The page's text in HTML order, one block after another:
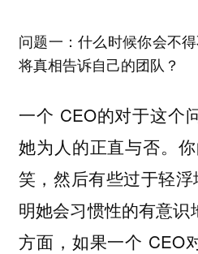
问题一：什么时候你会不
将真相告诉自己的团队？
一个 CEO的对于这个
她为人的正直与否。
笑，然后有些过于轻浮
明她会习惯性的有意
方面，如果一个 CEO